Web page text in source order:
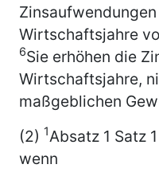
Wirtschaftsjahre
6Sie erhöhen die
Wirtschaftsjahre,
maßgeblichen
(2) 1Absatz 1 Satz
wenn